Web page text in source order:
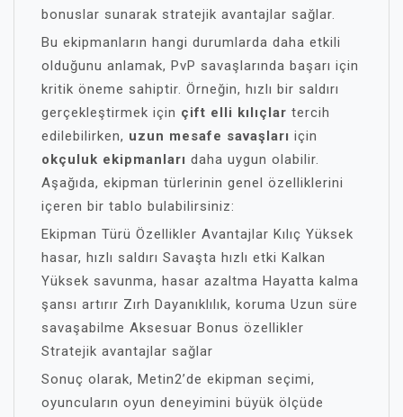
bonuslar sunarak stratejik avantajlar sağlar.
Bu ekipmanların hangi durumlarda daha etkili
olduğunu anlamak, PvP savaşlarında başarı için
kritik öneme sahiptir. Örneğin, hızlı bir saldırı
gerçekleştirmek için çift elli kılıçlar tercih
edilebilirken, uzun mesafe savaşları için
okçuluk ekipmanları daha uygun olabilir.
Aşağıda, ekipman türlerinin genel özelliklerini
içeren bir tablo bulabilirsiniz:
Ekipman Türü Özellikler Avantajlar Kılıç Yüksek
hasar, hızlı saldırı Savaşta hızlı etki Kalkan
Yüksek savunma, hasar azaltma Hayatta kalma
şansı artırır Zırh Dayanıklılık, koruma Uzun süre
savaşabilme Aksesuar Bonus özellikler
Stratejik avantajlar sağlar
Sonuç olarak, Metin2’de ekipman seçimi,
oyuncuların oyun deneyimini büyük ölçüde